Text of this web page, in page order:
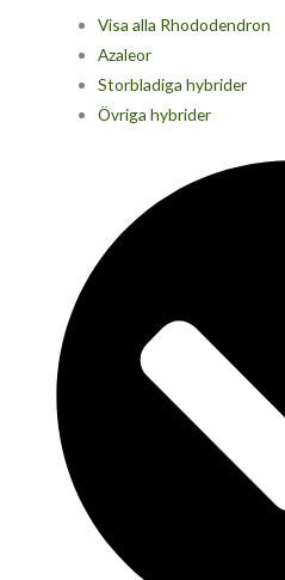
Visa alla Rhododendron
Azaleor
Storbladiga hybrider
Övriga hybrider